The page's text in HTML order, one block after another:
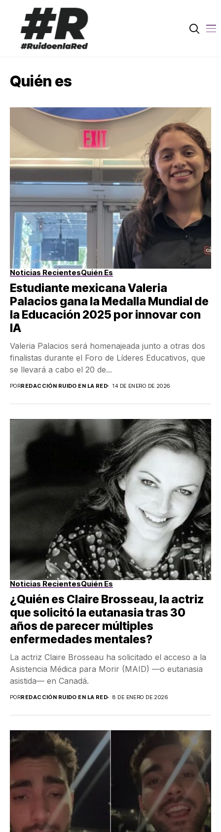
Quién es
Noticias RecientesQuién Es
Estudiante mexicana Valeria
Palacios gana la Medalla Mundial de
la Educación 2025 por innovar con
IA
Valeria Palacios será homenajeada junto a otras dos
finalistas durante el Foro de Líderes Educativos, que
se llevará a cabo el 20 de...
PORREDACCIÓN RUIDO EN LA RED 14 DE ENERO DE 2026
Noticias RecientesQuién Es
¿Quién es Claire Brosseau, la actriz
que solicitó la eutanasia tras 30
años de parecer múltiples
enfermedades mentales?
La actriz Claire Brosseau ha solicitado el acceso a la
Asistencia Médica para Morir (MAID) —o eutanasia
asistida— en Canadá.
PORREDACCIÓN RUIDO EN LA RED 8 DE ENERO DE 2026